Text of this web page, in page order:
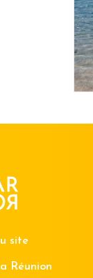
site
Réunion